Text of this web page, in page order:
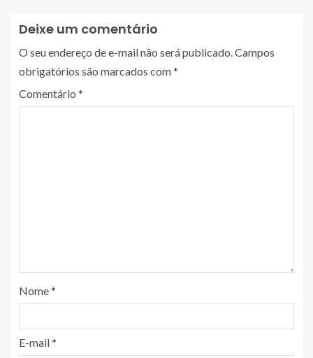
Deixe um comentário
O seu endereço de e-mail não será publicado.Campos
obrigatórios são marcados com*
Comentário *
Nome*
E-mail*